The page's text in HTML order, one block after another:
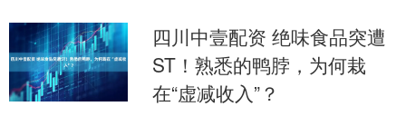
四川中壹配资 绝味食品突遭
ST！熟悉的鸭脖，为何栽
在“虚减收入”？